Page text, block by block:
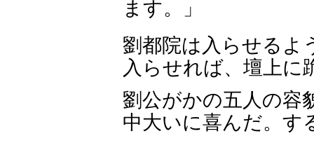
ます。」
劉都院は入らせるよ
入らせれば、壇上に
劉公がかの五人の容
中大いに喜んだ。す